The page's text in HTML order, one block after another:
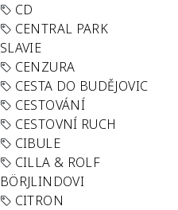
CD
CENTRAL PARK
SLAVIE
CENZURA
CESTA DO BUDĚJOVIC
CESTOVÁNÍ
CESTOVNÍ RUCH
CIBULE
CILLA & ROLF
BÖRJLINDOVI
CITRON